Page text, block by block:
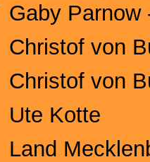
Gaby Parnow
Christof von
Christof von
Ute Kotte
Land